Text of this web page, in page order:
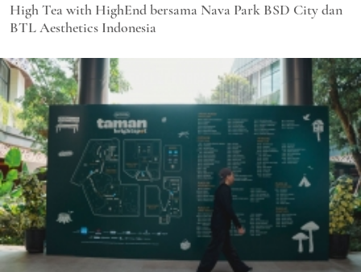
High Tea with HighEnd bersama Nava Park BSD City dan
BTL Aesthetics Indonesia